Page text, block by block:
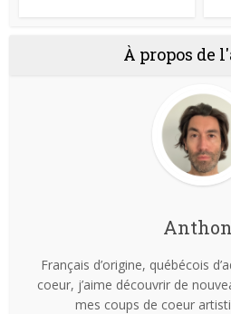
À propos de
Français d’origine, québécois
coeur, j’aime découvrir de
mes coups de coeur